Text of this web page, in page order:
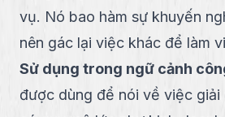
vụ. Nó bao hàm sự khuyến
nên gác lại việc khác để làm
Sử dụng trong ngữ cảnh
được dùng để nói về việc